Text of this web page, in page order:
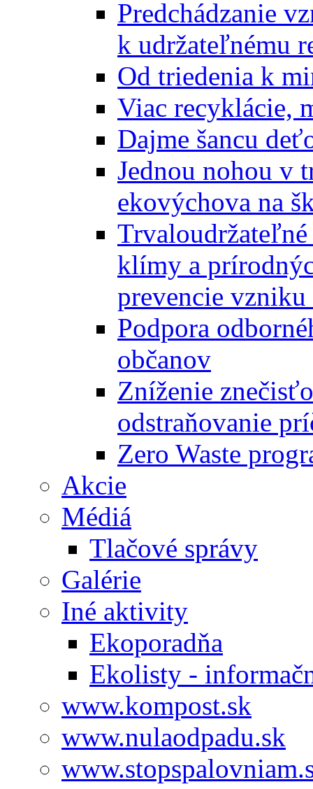
Predchádzanie
k udržateľnému
Od triedenia k
Viac recyklácie,
Dajme šancu
Jednou nohou v
ekovýchova na
klímy a
prevencie vzniku
Podpora
občanov
Zníženie
odstraňovanie
Zero Waste
Akcie
Médiá
Tlačové správy
Galérie
Iné aktivity
Ekoporadňa
Ekolisty -
www.kompost.sk
www.nulaodpadu.sk